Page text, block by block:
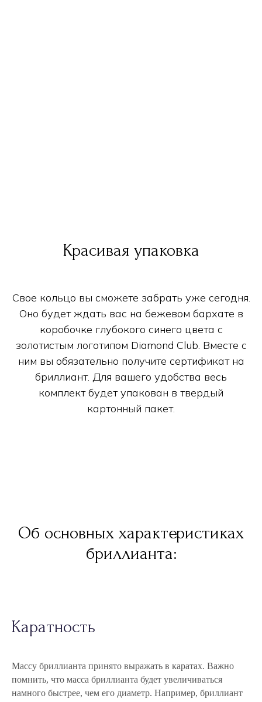
Красивая упаковка
Свое кольцо вы сможете забрать уже сегодня.
Оно будет ждать вас на бежевом бархате в
коробочке глубокого синего цвета с
золотистым логотипом Diamond Club. Вместе с
ним вы обязательно получите сертификат на
бриллиант. Для вашего удобства весь
комплект будет упакован в твердый
картонный пакет.
Об основных характеристиках
бриллианта:
Каратность